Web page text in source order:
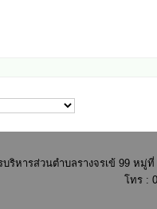
บริหารส่วนตำบลรางจรเข้ 99 หมู่
โทร :